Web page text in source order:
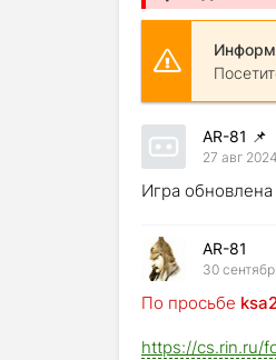
AR-81 📌
27 авг
Игра
AR-81
30
По просьбе
https://cs.rin.ru/